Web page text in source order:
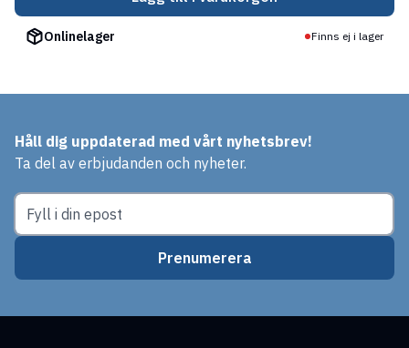
Onlinelager Finns ej i lager
Håll dig uppdaterad med vårt nyhetsbrev!
Ta del av erbjudanden och nyheter.
Prenumerera